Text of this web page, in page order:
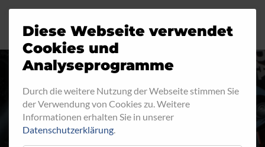
RINGFITTING 102
Diese Webseite verwendet
Cookies und
Analyseprogramme
Durch die weitere Nutzung der Webseite stimmen Sie
der Verwendung von Cookies zu. Weitere
Informationen erhalten Sie in unserer
Datenschutzerklärung.
Motorrad
Industrie
Automobil
Fahrrad
Ringfitting
Aussengewinde
Innengewinde
Hohlschrauben
Jobs